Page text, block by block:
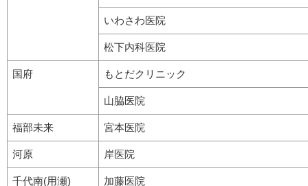
いわさわ医院
松下内科医院
国府 もとだクリニック
山脇医院
福部未来 宮本医院
河原 岸医院
千代南(用瀬) 加藤医院